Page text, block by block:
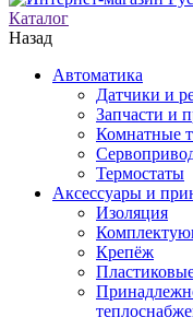
Каталог
Назад
Автоматика
Датчики и
Запчасти и
Комнатные
Термостаты
Аксессуары и
Изоляция
Крепёж